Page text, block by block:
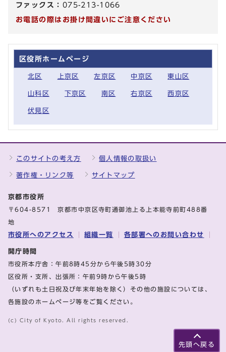
ファックス： 075-213-1066
お電話の際はお掛け間違いにご注意ください
区役所ホームページ
北区 上京区 左京区 中京区 東山区
山科区 下京区 南区 右京区 西京区
伏見区
先頭へ戻る
このサイトの考え方 個人情報の取扱い
著作権・リンク等 サイトマップ
京都市役所
〒604-8571 京都市中京区寺町通御池上る上本能寺前町488番
地
市役所へのアクセス 組織一覧 各部署へのお問い合わせ
開庁時間
市役所本庁舎：午前8時45分から午後5時30分
区役所・支所、出張所：午前9時から午後5時
（いずれも土日祝及び年末年始を除く）その他の施設については、
各施設のホームページ等をご覧ください。
(c) City of Kyoto. All rights reserved.